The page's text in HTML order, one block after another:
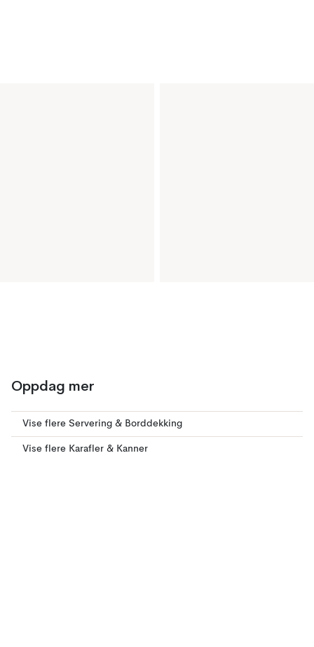
Oppdag mer
Vise flere Servering & Borddekking
Vise flere Karafler & Kanner